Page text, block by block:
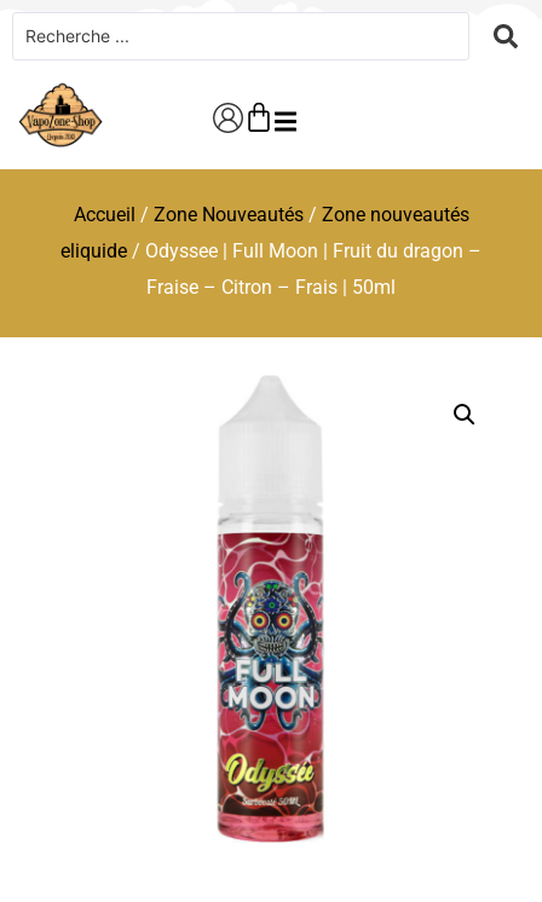
Accueil / Zone Nouveautés/ Zone nouveautés
eliquide / Odyssee | Full Moon | Fruit du dragon –
Fraise – Citron – Frais | 50ml